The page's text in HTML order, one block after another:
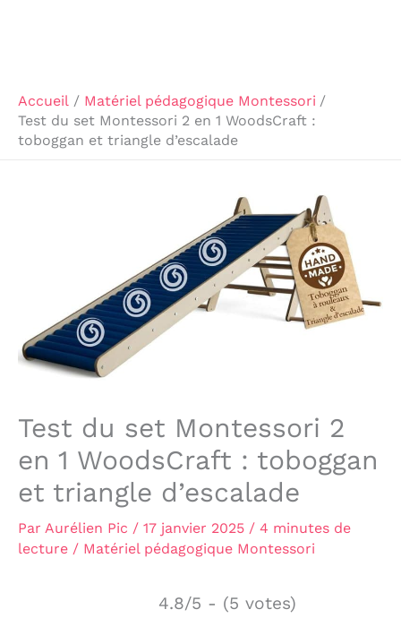
Accueil
Matériel pédagogique Montessori
Test du set Montessori 2 en 1 WoodsCraft :
toboggan et triangle d’escalade
Test du set Montessori 2
en 1 WoodsCraft : toboggan
et triangle d’escalade
Par Aurélien Pic / 17 janvier 2025 / 4 minutes de
lecture / Matériel pédagogique Montessori
4.8/5 - (5 votes)